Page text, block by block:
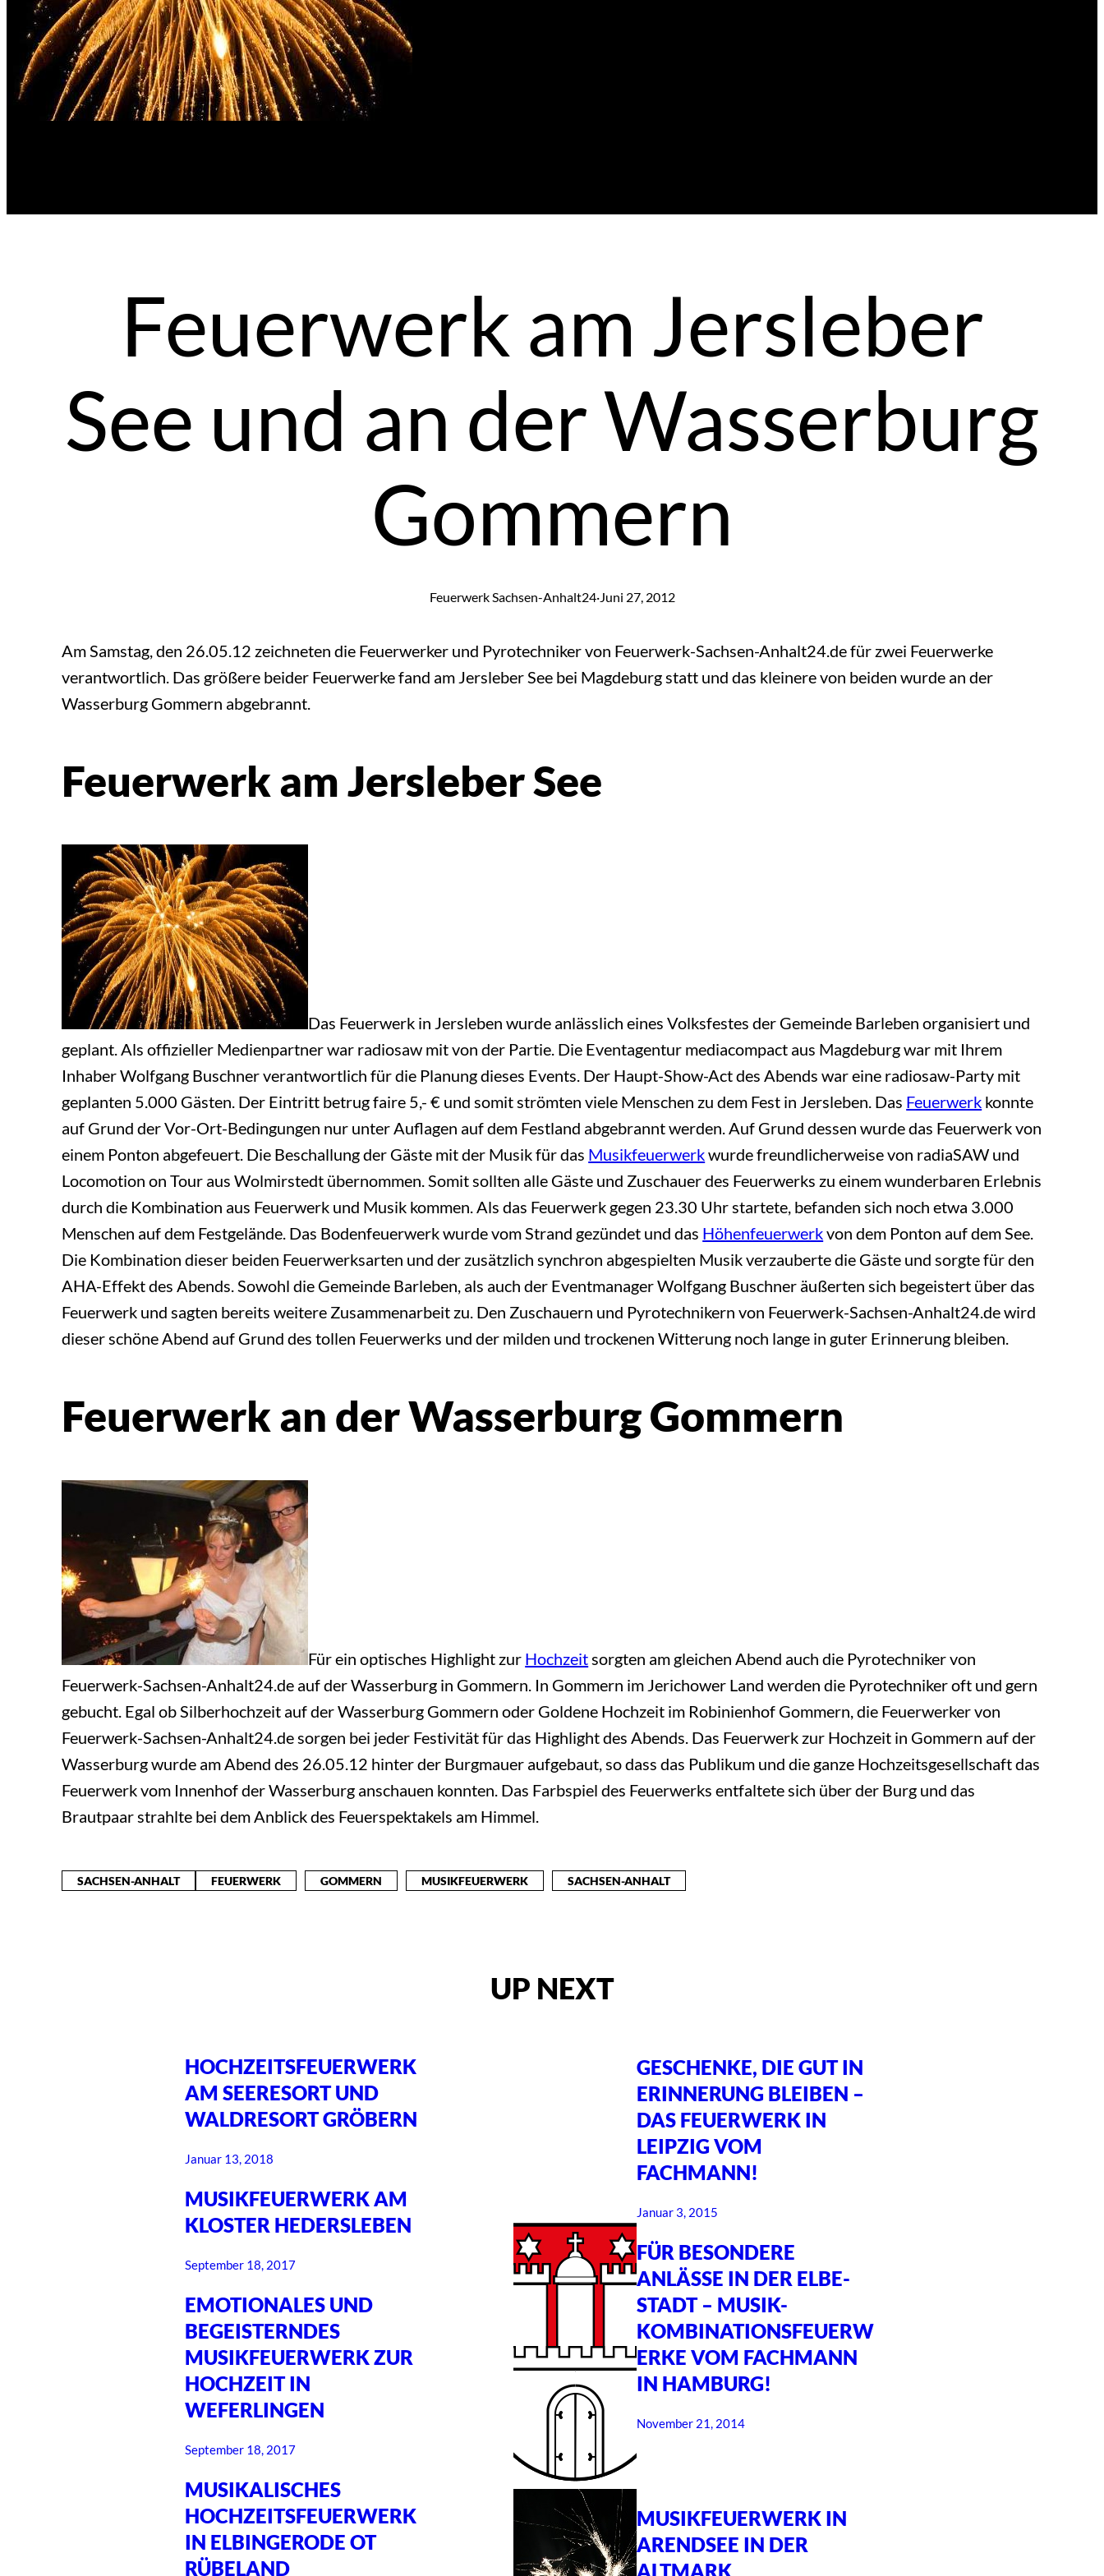
Feuerwerk am Jersleber
See und an der Wasserburg
Gommern
Feuerwerk Sachsen-Anhalt24·Juni 27, 2012
Am Samstag, den 26.05.12 zeichneten die Feuerwerker und Pyrotechniker von Feuerwerk-Sachsen-Anhalt24.de für zwei Feuerwerke
verantwortlich. Das größere beider Feuerwerke fand am Jersleber See bei Magdeburg statt und das kleinere von beiden wurde an der
Wasserburg Gommern abgebrannt.
Feuerwerk am Jersleber See
Das Feuerwerk in Jersleben wurde anlässlich eines Volksfestes der Gemeinde Barleben organisiert und
geplant. Als offizieller Medienpartner war radiosaw mit von der Partie. Die Eventagentur mediacompact aus Magdeburg war mit Ihrem
Inhaber Wolfgang Buschner verantwortlich für die Planung dieses Events. Der Haupt-Show-Act des Abends war eine radiosaw-Party mit
geplanten 5.000 Gästen. Der Eintritt betrug faire 5,- € und somit strömten viele Menschen zu dem Fest in Jersleben. Das Feuerwerk konnte
auf Grund der Vor-Ort-Bedingungen nur unter Auflagen auf dem Festland abgebrannt werden. Auf Grund dessen wurde das Feuerwerk von
einem Ponton abgefeuert. Die Beschallung der Gäste mit der Musik für das Musikfeuerwerkwurde freundlicherweise von radiaSAW und
Locomotion on Tour aus Wolmirstedt übernommen. Somit sollten alle Gäste und Zuschauer des Feuerwerks zu einem wunderbaren Erlebnis
durch die Kombination aus Feuerwerk und Musik kommen. Als das Feuerwerk gegen 23.30 Uhr startete, befanden sich noch etwa 3.000
Menschen auf dem Festgelände. Das Bodenfeuerwerk wurde vom Strand gezündet und das Höhenfeuerwerkvon dem Ponton auf dem See.
Die Kombination dieser beiden Feuerwerksarten und der zusätzlich synchron abgespielten Musik verzauberte die Gäste und sorgte für den
AHA-Effekt des Abends. Sowohl die Gemeinde Barleben, als auch der Eventmanager Wolfgang Buschner äußerten sich begeistert über das
Feuerwerk und sagten bereits weitere Zusammenarbeit zu. Den Zuschauern und Pyrotechnikern von Feuerwerk-Sachsen-Anhalt24.de wird
dieser schöne Abend auf Grund des tollen Feuerwerks und der milden und trockenen Witterung noch lange in guter Erinnerung bleiben.
Feuerwerk an der Wasserburg Gommern
Für ein optisches Highlight zur Hochzeit sorgten am gleichen Abend auch die Pyrotechniker von
Feuerwerk-Sachsen-Anhalt24.de auf der Wasserburg in Gommern. In Gommern im Jerichower Land werden die Pyrotechniker oft und gern
gebucht. Egal ob Silberhochzeit auf der Wasserburg Gommern oder Goldene Hochzeit im Robinienhof Gommern, die Feuerwerker von
Feuerwerk-Sachsen-Anhalt24.de sorgen bei jeder Festivität für das Highlight des Abends. Das Feuerwerk zur Hochzeit in Gommern auf der
Wasserburg wurde am Abend des 26.05.12 hinter der Burgmauer aufgebaut, so dass das Publikum und die ganze Hochzeitsgesellschaft das
Feuerwerk vom Innenhof der Wasserburg anschauen konnten. Das Farbspiel des Feuerwerks entfaltete sich über der Burg und das
Brautpaar strahlte bei dem Anblick des Feuerspektakels am Himmel.
SACHSEN-ANHALT FEUERWERK GOMMERN MUSIKFEUERWERK SACHSEN-ANHALT
UP NEXT
HOCHZEITSFEUERWERK
AM SEERESORT UND
WALDRESORT GRÖBERN
Januar 13, 2018
MUSIKFEUERWERK AM
KLOSTER HEDERSLEBEN
September 18, 2017
EMOTIONALES UND
BEGEISTERNDES
MUSIKFEUERWERK ZUR
HOCHZEIT IN
WEFERLINGEN
September 18, 2017
MUSIKALISCHES
HOCHZEITSFEUERWERK
IN ELBINGERODE OT
RÜBELAND
GESCHENKE, DIE GUT IN
ERINNERUNG BLEIBEN –
DAS FEUERWERK IN
LEIPZIG VOM
FACHMANN!
Januar 3, 2015
FÜR BESONDERE
ANLÄSSE IN DER ELBE-
STADT – MUSIK-
KOMBINATIONSFEUERW
ERKE VOM FACHMANN
IN HAMBURG!
November 21, 2014
MUSIKFEUERWERK IN
ARENDSEE IN DER
ALTMARK